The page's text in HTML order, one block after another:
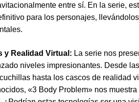
entre sí. En la serie,
para los personajes,
y Realidad Virtual: La serie nos
niveles impresionantes. Desde las
hasta los cascos de realidad
«3 Body Problem» nos muestra